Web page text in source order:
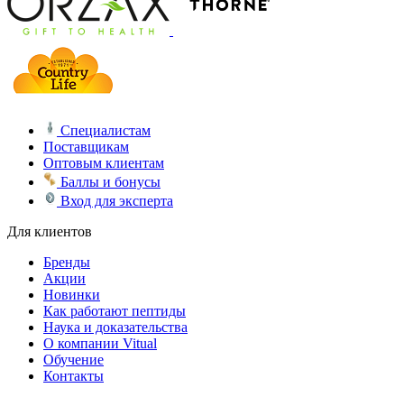
Специалистам
Поставщикам
Оптовым клиентам
Баллы и бонусы
Вход для эксперта
Для клиентов
Бренды
Акции
Новинки
Как работают пептиды
Наука и доказательства
О компании Vitual
Обучение
Контакты